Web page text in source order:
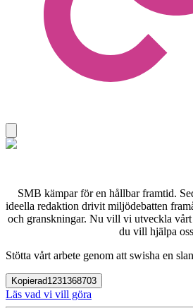
SMB kämpar för en hållbar framtid.
ideella redaktion drivit miljödebatten
och granskningar. Nu vill vi utveckla
du vill hjälpa
Stötta vårt arbete genom att swisha en
Kopierad1231368703
Läs vad vi vill göra